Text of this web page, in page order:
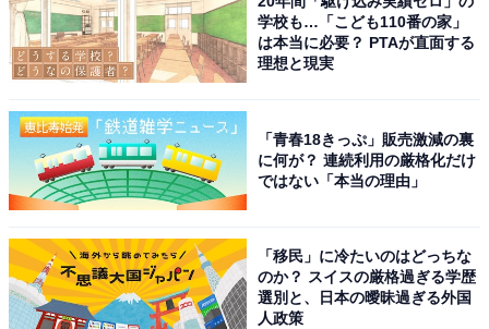
学校も…「こども110番の家」
は本当に必要？ PTAが直面する
理想と現実
「青春18きっぷ」販売激減の裏
に何が？ 連続利用の厳格化だけ
ではない「本当の理由」
「移民」に冷たいのはどっちな
のか？ スイスの厳格過ぎる学歴
選別と、日本の曖昧過ぎる外国
人政策